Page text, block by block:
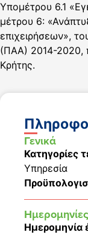
Υπομέτρου 6.1
μέτρου 6:
επιχειρήσεων»,
(ΠΑΑ) 2014-2020,
Κρήτης.
Γενικά
Κατηγορίες
Υπηρεσία
Ημερομηνίες
Ημερομηνία